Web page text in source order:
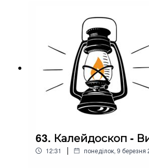
63. Калейдоскоп -
12:31 | понеділок, 9 березня